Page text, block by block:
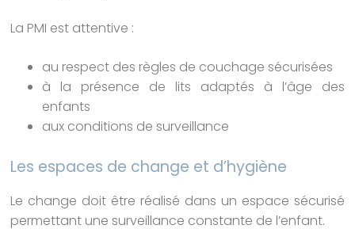
La PMI est attentive :
au respect des règles de couchage sécurisées
à la présence de lits adaptés à l’âge des
enfants
aux conditions de surveillance
Les espaces de change et d’hygiène
Le change doit être réalisé dans un espace sécurisé
permettant une surveillance constante de l’enfant.